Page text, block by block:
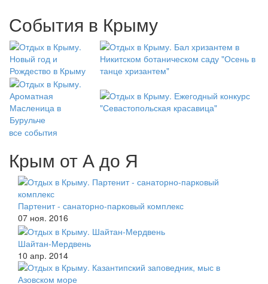
События в Крыму
все события
Крым от А до Я
Партенит - санаторно-парковый комплекс
07 ноя. 2016
Шайтан-Мердвень
10 апр. 2014